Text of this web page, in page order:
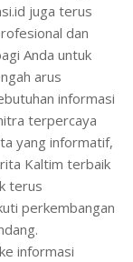
juga terus
dan
Anda untuk
arus
informasi
terpercaya
yang informatif,
Kaltim terbaik
terus
perkembangan
informasi